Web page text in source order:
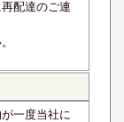
配達のご連
一度当社に